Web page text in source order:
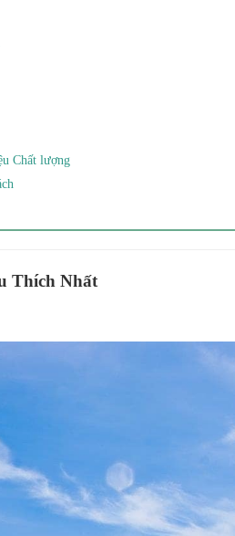
Chất lượng
Thích Nhất